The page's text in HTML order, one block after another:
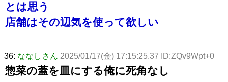
とは思う
店舗はその辺気を使って欲しい
36: ななしさん 2025/01/17(金) 17:15:25.37 ID:ZQv9Wpt+0
惣菜の蓋を皿にする俺に死角なし